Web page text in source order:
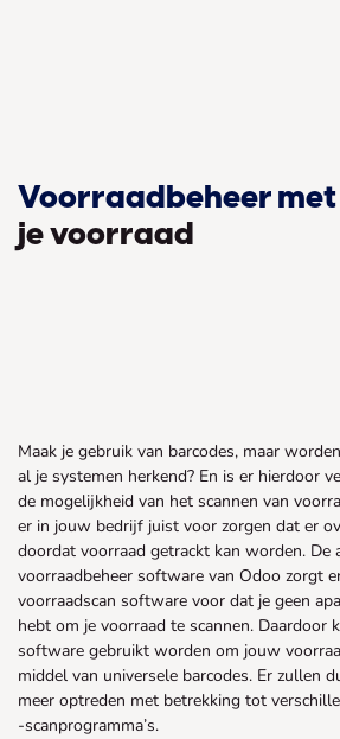
Voorraadbeheer met
je voorraad
Maak je gebruik van barcodes, maar
al je systemen herkend? En is er hierdoor
de mogelijkheid van het scannen van
er in jouw bedrijf juist voor zorgen dat er
doordat voorraad getrackt kan worden. De
voorraadbeheer software van Odoo zorgt
voorraadscan software voor dat je geen
hebt om je voorraad te scannen. Daardoor
software gebruikt worden om jouw
middel van universele barcodes. Er zullen
meer optreden met betrekking tot
-scanprogramma’s.